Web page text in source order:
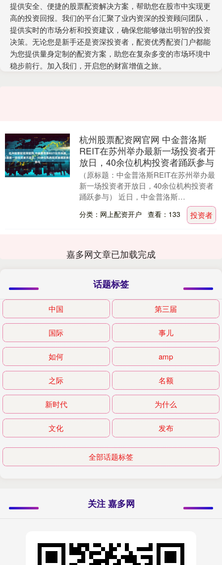
提供安全、便捷的股票配资解决方案，帮助您在股市中实现更
高的投资回报。我们的平台汇聚了业内资深的投资顾问团队，
提供实时的市场分析和投资建议，确保您能够做出明智的投资
决策。无论您是新手还是资深投资者，配资优秀配资门户都能
为您提供量身定制的配资方案，助您在复杂多变的市场环境中
稳步前行。加入我们，开启您的财富增值之旅。
杭州股票配资网官网 中金普洛斯
REIT在苏州举办最新一场投资者开
放日，40余位机构投资者踊跃参与
（原标题：中金普洛斯REIT在苏州举办最
新一场投资者开放日，40余位机构投资者
踊跃参与） 近日，中金普洛斯
REIT（508056.SH）在苏州举办2025年最
新....
分类：网上配资开户 查看：133 投资者
嘉多网文章已加载完成
话题标签
中国 第三届
国际 事儿
如何 amp
之际 名额
新时代 为什么
文化 发布
全部话题标签
关注 嘉多网